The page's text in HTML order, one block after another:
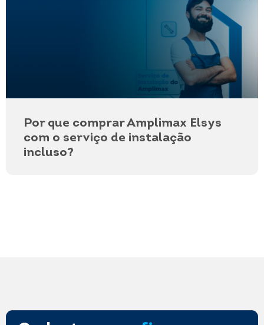
Por que comprar Amplimax Elsys
com o serviço de instalação
incluso?